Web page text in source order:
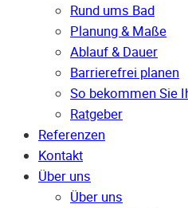
Rund ums Bad
Planung & Maße
Ablauf & Dauer
Barrierefrei planen
So bekommen Sie
Ratgeber
Referenzen
Kontakt
Über uns
Über uns